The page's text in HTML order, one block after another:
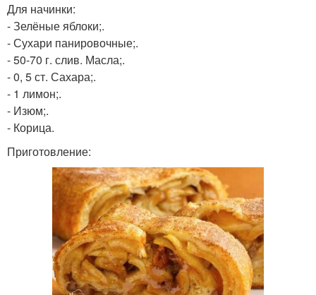
Для начинки:
- Зелёные яблоки;.
- Сухари панировочные;.
- 50-70 г. слив. Масла;.
- 0, 5 ст. Сахара;.
- 1 лимон;.
- Изюм;.
- Корица.
Приготовление: